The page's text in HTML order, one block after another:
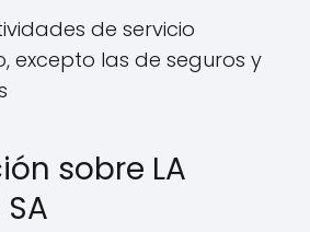
de servicio
excepto las de seguros y
sobre LA
SA